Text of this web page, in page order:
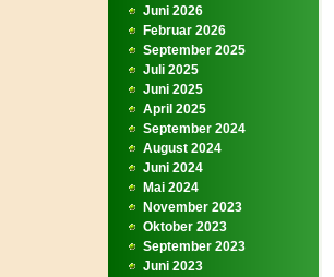
Juni 2026
Februar 2026
September 2025
Juli 2025
Juni 2025
April 2025
September 2024
August 2024
Juni 2024
Mai 2024
November 2023
Oktober 2023
September 2023
Juni 2023